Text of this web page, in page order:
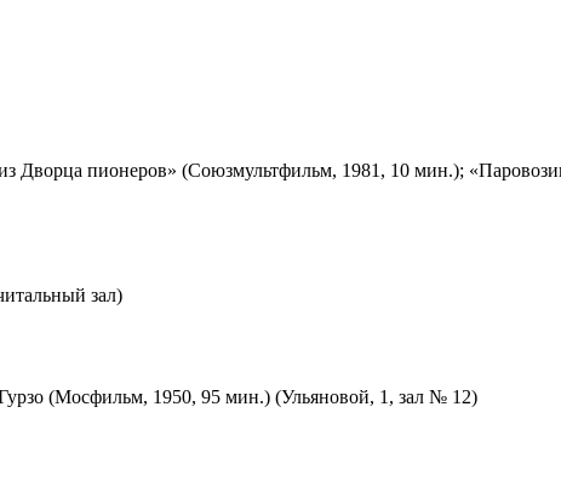
пионеров» (Союзмультфильм, 1981, 10 мин.);
зал)
(Мосфильм, 1950, 95 мин.) (Ульяновой, 1, зал № 12)